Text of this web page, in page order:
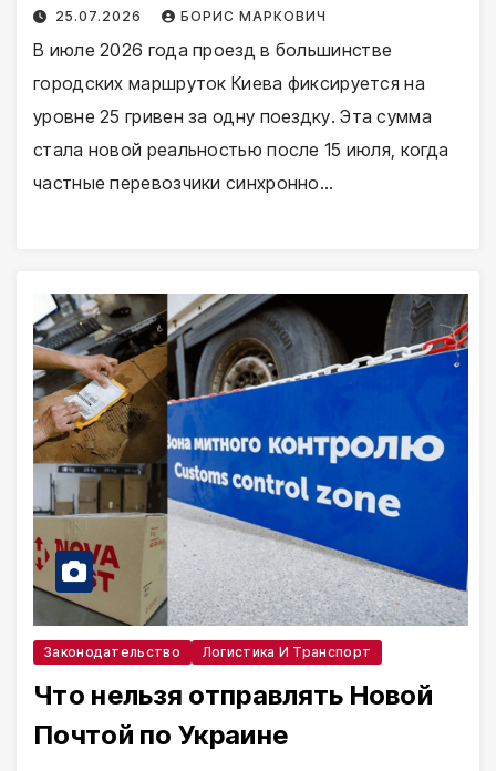
25.07.2026 БОРИС МАРКОВИЧ
В июле 2026 года проезд в большинстве
городских маршруток Киева фиксируется на
уровне 25 гривен за одну поездку. Эта сумма
стала новой реальностью после 15 июля, когда
частные перевозчики синхронно…
Законодательство Логистика И Транспорт
Что нельзя отправлять Новой
Почтой по Украине